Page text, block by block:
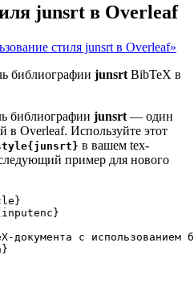
junsrt в Overleaf
стиля junsrt в Overleaf»
библиографии junsrtBibTeX в
библиографии junsrt— один
в Overleaf. Используйте этот
в вашем tex-
пример для нового
}
inputenc }
документа с